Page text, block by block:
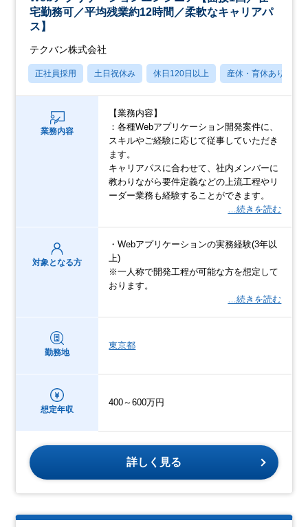
宅勤務可／平均残業約12時間／柔軟なキャリアパ
ス】
テクバン株式会社
正社員採用 土日祝休み 休日120日以上 産休・育休あり
業務内容
【業務内容】
：各種Webアプリケーション開発案件に、
スキルやご経験に応じて従事していただき
ます。
キャリアパスに合わせて、社内メンバーに
教わりながら要件定義などの上流工程やリ
ーダー業務も経験することができます。
…続きを読む
対象となる方
・Webアプリケーションの実務経験(3年以
上)
※一人称で開発工程が可能な方を想定して
おります。
…続きを読む
勤務地
東京都
想定年収
400～600万円
詳しく見る